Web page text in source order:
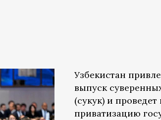
Узбекистан
выпуск
(сукук) и
приватизацию